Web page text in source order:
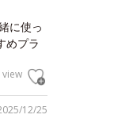
に使っ
めプラ
view
12/25